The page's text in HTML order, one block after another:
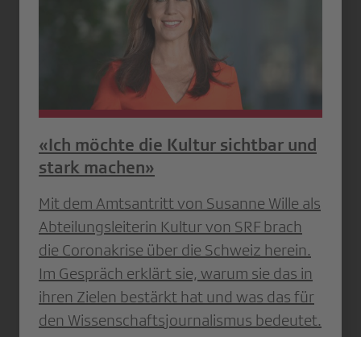
«Ich möchte die Kultur sichtbar und
stark machen»
Mit dem Amtsantritt von Susanne Wille als
Abteilungsleiterin Kultur von SRF brach
die Coronakrise über die Schweiz herein.
Im Gespräch erklärt sie, warum sie das in
ihren Zielen bestärkt hat und was das für
den Wissenschaftsjournalismus bedeutet.